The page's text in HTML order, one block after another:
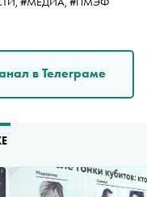
в Телеграме